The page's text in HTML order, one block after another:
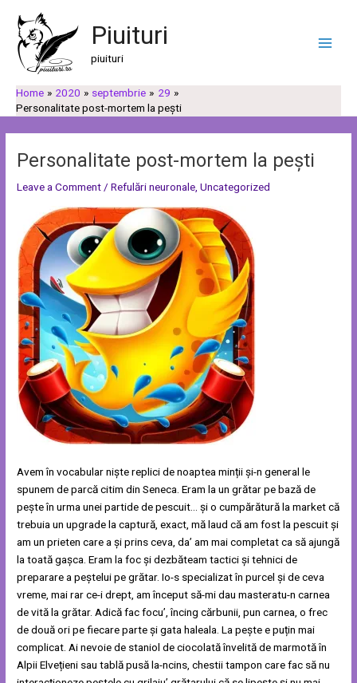
content
Piuituri
piuituri
Menu
Home 2020 septembrie
29
Personalitate post-mortem la pești
Personalitate post-mortem la pești
Leave a Comment/Refulări neuronale,Uncategorized
Avem în vocabular niște replici de noaptea minții și-n general le
spunem de parcă citim din Seneca. Eram la un grătar pe bază de
pește în urma unei partide de pescuit… și o cumpărătură la market că
trebuia un upgrade la captură, exact, mă laud că am fost la pescuit și
am un prieten care a și prins ceva, da’ am mai completat ca să ajungă
la toată gașca. Eram la foc și dezbăteam tactici și tehnici de
preparare a peștelui pe grătar. Io-s specializat în purcel și de ceva
vreme, mai rar ce-i drept, am început să-mi dau masteratu-n carnea
de vită la grătar. Adică fac focu’, încing cărbunii, pun carnea, o frec
de două ori pe fiecare parte și gata haleala. La pește e puțin mai
complicat. Ai nevoie de staniol de ciocolată învelită de marmotă în
Alpii Elvețieni sau tablă pusă la-ncins, chestii tampon care fac să nu
navigation
a
u
ă
a
t
g
o
i